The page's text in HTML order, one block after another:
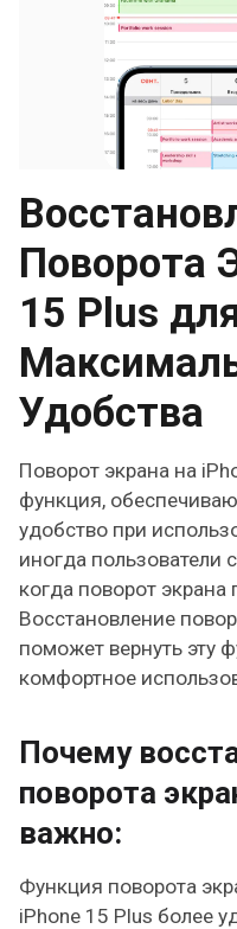
Поворота
15 Plus
Удобства
Поворот экрана на
функция,
удобство при
иногда пользователи
когда поворот экрана
Восстановление
поможет вернуть эту
комфортное
Почему
поворота
важно:
Функция поворота
iPhone 15 Plus более